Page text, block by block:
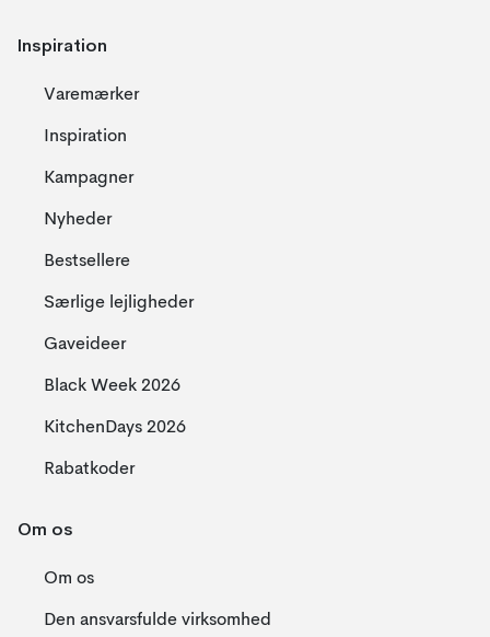
Inspiration
Varemærker
Inspiration
Kampagner
Nyheder
Bestsellere
Særlige lejligheder
Gaveideer
Black Week 2026
KitchenDays 2026
Rabatkoder
Om os
Om os
Den ansvarsfulde virksomhed